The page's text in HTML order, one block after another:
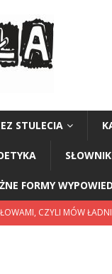
STULECIA
FORMY
CZYLI MÓW